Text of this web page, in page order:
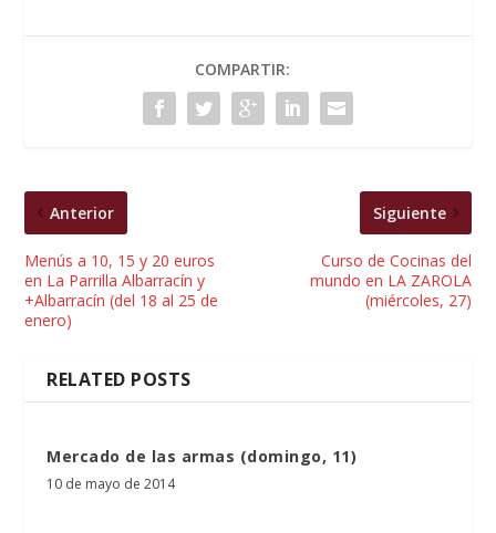
COMPARTIR:
Anterior
Menús a 10, 15 y 20 euros
en La Parrilla Albarracín y
+Albarracín (del 18 al 25 de
enero)
Siguiente
Curso de Cocinas del
mundo en LA ZAROLA
(miércoles, 27)
RELATED POSTS
Mercado de las armas (domingo, 11)
10 de mayo de 2014